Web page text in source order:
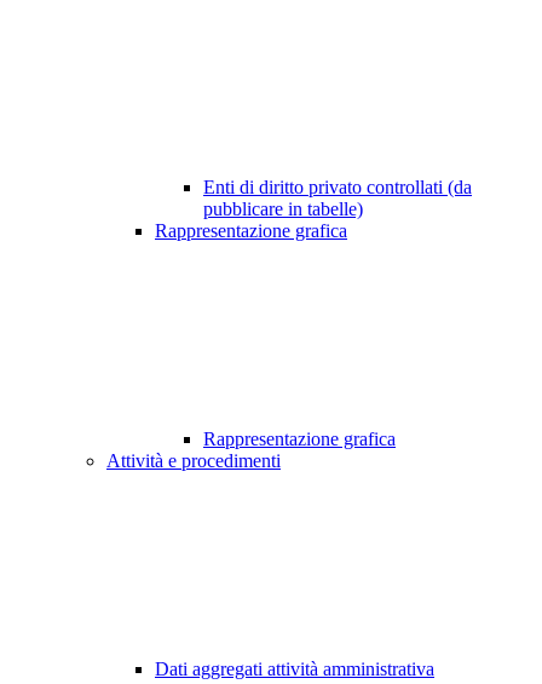
Enti di diritto privato controllati (da
pubblicare in tabelle)
Rappresentazione grafica
Rappresentazione grafica
Attività e procedimenti
Dati aggregati attività amministrativa